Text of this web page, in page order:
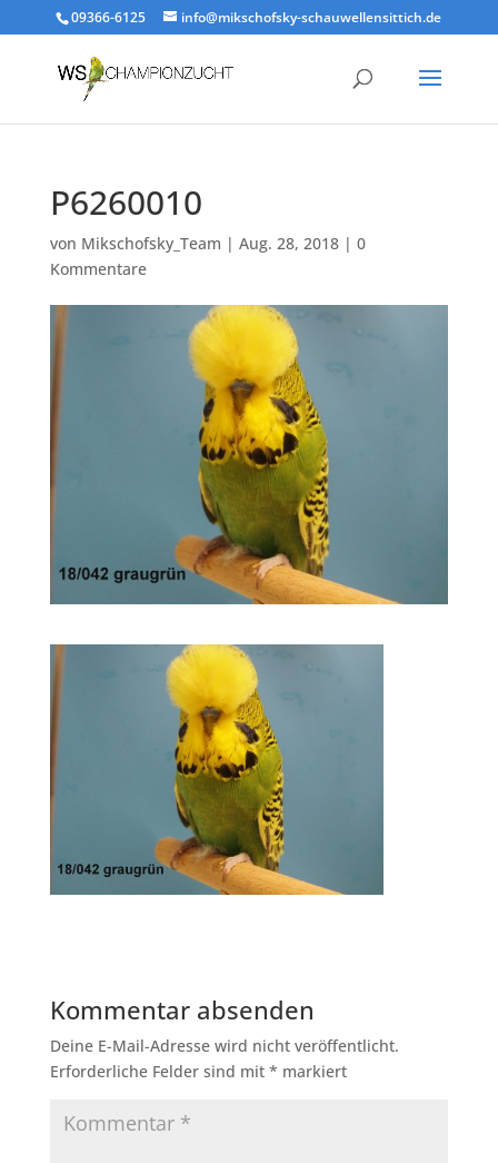
09366-6125 info@mikschofsky-schauwellensittich.de
P6260010
von Mikschofsky_Team | Aug. 28, 2018| 0
Kommentare
Kommentar absenden
Deine E-Mail-Adresse wird nicht veröffentlicht.
Erforderliche Felder sind mit * markiert